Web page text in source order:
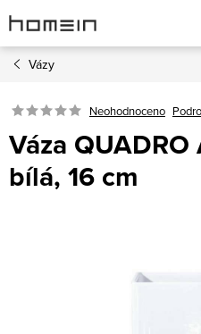
na
obsah
Vázy
Neohodnoceno
Váza
bílá, 16 cm